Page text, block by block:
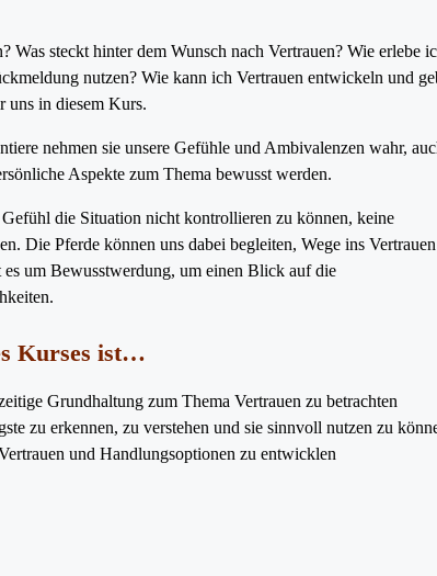
steckt hinter dem Wunsch nach Vertrauen? Wie erlebe
nutzen? Wie kann ich Vertrauen entwickeln und
uns in diesem Kurs.
nehmen sie unsere Gefühle und Ambivalenzen wahr,
Aspekte zum Thema bewusst werden.
die Situation nicht kontrollieren zu können, keine
Die Pferde können uns dabei begleiten, Wege ins
um Bewusstwerdung, um einen Blick auf die
Kurses ist…
Grundhaltung zum Thema Vertrauen zu betrachten
zu erkennen, zu verstehen und sie sinnvoll nutzen zu
und Handlungsoptionen zu entwicklen